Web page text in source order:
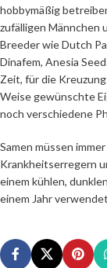
hobbymäßig
zufälligen Männchen
Breeder wie Dutch
Dinafem, Anesia
Zeit, für die
Weise gewünschte
noch verschiedene
Samen müssen
Krankheitserregern
einem kühlen,
einem Jahr